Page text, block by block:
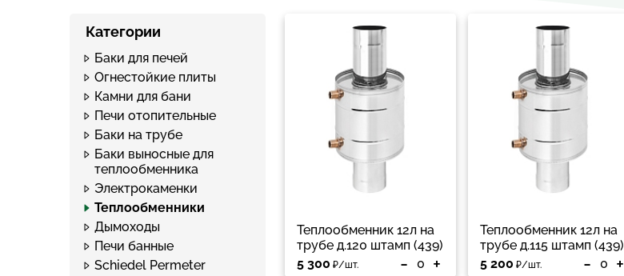
Категории
Баки для печей
Огнестойкие плиты
Камни для бани
Печи отопительные
Баки на трубе
Баки выносные для
теплообменника
Электрокаменки
Теплообменники
Дымоходы
Печи банные
Schiedel Permeter
Теплообменник 12л на
трубе д.120 штамп (439)
5 300 ₽/шт. - +
Теплообменник 12л на
трубе д.115 штамп (439)
5 200 ₽/шт. - +